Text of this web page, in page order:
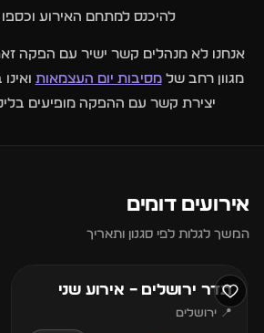
להיכנס למתחם האירוע וכספו
אנחנו לא מנהלים קשר ישיר עם הפקה
מגוון רחב שלמסיבות יום העצמאות
יצירת קשר עם ההפקה מופיעים
אירועים דומים
המשך לגלות לפי סגנון ותאריך
אוגוסט
תדר ירושלים – אירוע שני
📍 ירושלים